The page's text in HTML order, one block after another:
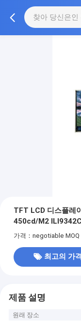
TFT LCD 디스플레
450cd/M2
가격：negotiable
최고의 가격
제품 설명
원래 장소